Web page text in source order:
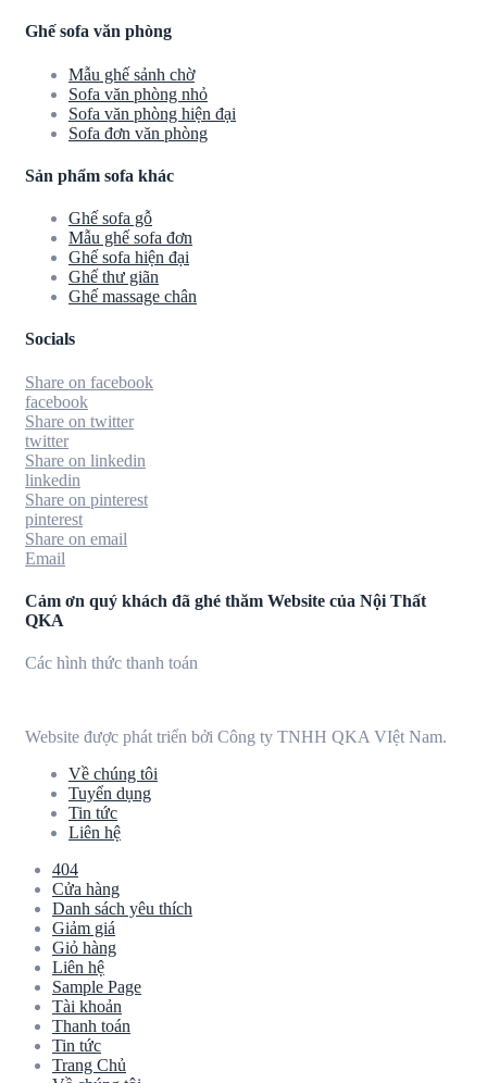
Ghế sofa văn phòng
Mẫu ghế sảnh chờ
Sofa văn phòng nhỏ
Sofa văn phòng hiện đại
Sofa đơn văn phòng
Sản phẩm sofa khác
Ghế sofa gỗ
Mẫu ghế sofa đơn
Ghế sofa hiện đại
Ghế thư giãn
Ghế massage chân
Socials
Share on facebook
facebook
Share on twitter
twitter
Share on linkedin
linkedin
Share on pinterest
pinterest
Share on email
Email
Cảm ơn quý khách đã ghé thăm Website của Nội Thất
QKA
Các hình thức thanh toán
Website được phát triển bởi Công ty TNHH QKA VIệt Nam.
Về chúng tôi
Tuyển dụng
Tin tức
Liên hệ
404
Cửa hàng
Danh sách yêu thích
Giảm giá
Giỏ hàng
Liên hệ
Sample Page
Tài khoản
Thanh toán
Tin tức
Trang Chủ